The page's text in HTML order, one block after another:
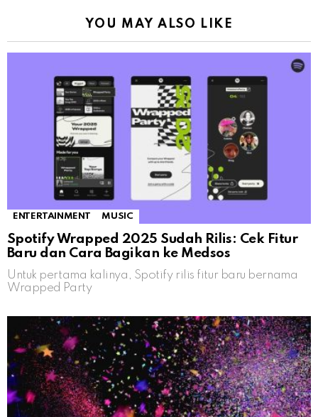
YOU MAY ALSO LIKE
ENTERTAINMENT MUSIC
Spotify Wrapped 2025 Sudah Rilis: Cek Fitur
Baru dan Cara Bagikan ke Medsos
Untuk pertama kalinya, Spotify rilis fitur baru bernama
Wrapped Party